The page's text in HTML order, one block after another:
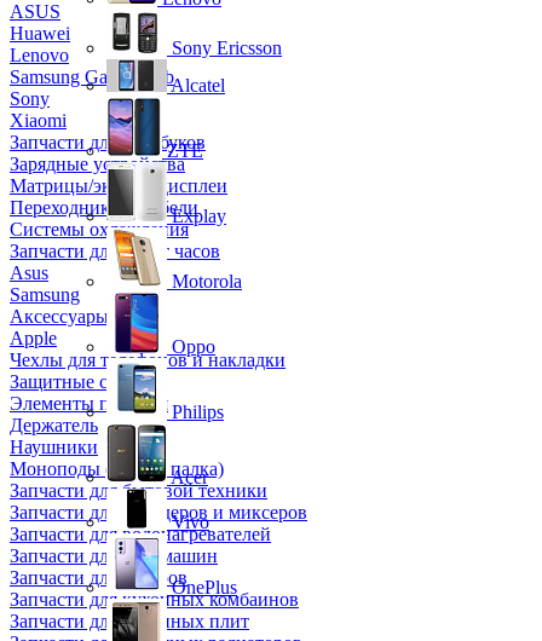
ASUS
Huawei
Lenovo
Samsung Galaxy Tab
Sony
Xiaomi
Запчасти для ноутбуков
Зарядные устройства
Матрицы/экраны/дисплеи
Переходники и кабели
Системы охлаждения
Запчасти для смарт часов
Asus
Samsung
Аксессуары
Apple
Чехлы для телефонов и накладки
Защитные стекла
Элементы питания
Держатель
Наушники
Моноподы (Селфи палка)
Запчасти для бытовой техники
Запчасти для блендеров и миксеров
Запчасти для водонагревателей
Запчасти для кофемашин
Запчасти для кулеров
Запчасти для кухонных комбаинов
Запчасти для кухонных плит
Sony Ericsson
Alcatel
ZTE
Explay
Motorola
Oppo
Philips
Acer
Vivo
OnePlus